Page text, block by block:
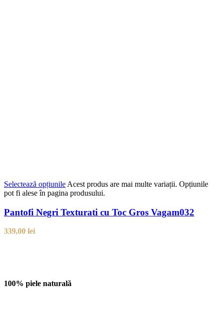
Selectează opțiunile Acest produs are mai multe variații. Opțiunile
pot fi alese în pagina produsului.
Pantofi Negri Texturati cu Toc Gros Vagam032
339,00 lei
100% piele naturală